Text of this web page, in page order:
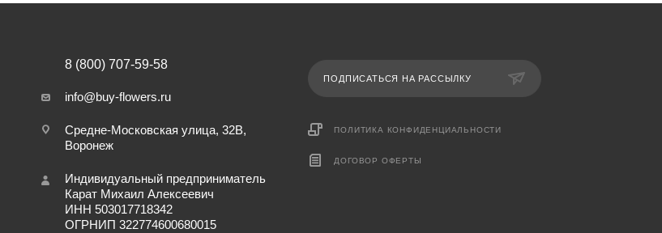
8 (800) 707-59-58
info@buy-flowers.ru
Средне-Московская улица, 32В,
Воронеж
Индивидуальный предприниматель
Карат Михаил Алексеевич
ИНН 503017718342
ОГРНИП 322774600680015
ПОДПИСАТЬСЯ НА РАССЫЛКУ
ПОЛИТИКА КОНФИДЕНЦИАЛЬНОСТИ
ДОГОВОР ОФЕРТЫ